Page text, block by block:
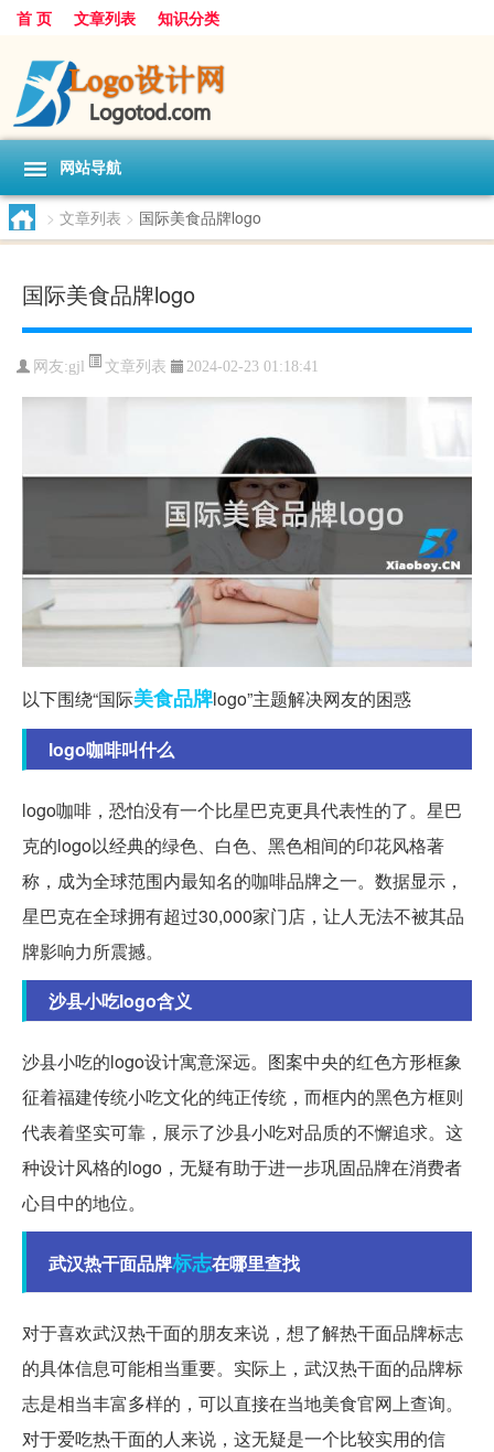
首 页 文章列表 知识分类
网站导航
> 文章列表 > 国际美食品牌logo
国际美食品牌logo
网友:gjl 文章列表 2024-02-23 01:18:41
以下围绕“国际美食品牌logo”主题解决网友的困惑
logo咖啡叫什么
logo咖啡，恐怕没有一个比星巴克更具代表性的了。星巴
克的logo以经典的绿色、白色、黑色相间的印花风格著
称，成为全球范围内最知名的咖啡品牌之一。数据显示，
星巴克在全球拥有超过30,000家门店，让人无法不被其品
牌影响力所震撼。
沙县小吃logo含义
沙县小吃的logo设计寓意深远。图案中央的红色方形框象
征着福建传统小吃文化的纯正传统，而框内的黑色方框则
代表着坚实可靠，展示了沙县小吃对品质的不懈追求。这
种设计风格的logo，无疑有助于进一步巩固品牌在消费者
心目中的地位。
武汉热干面品牌标志在哪里查找
对于喜欢武汉热干面的朋友来说，想了解热干面品牌标志
的具体信息可能相当重要。实际上，武汉热干面的品牌标
志是相当丰富多样的，可以直接在当地美食官网上查询。
对于爱吃热干面的人来说，这无疑是一个比较实用的信